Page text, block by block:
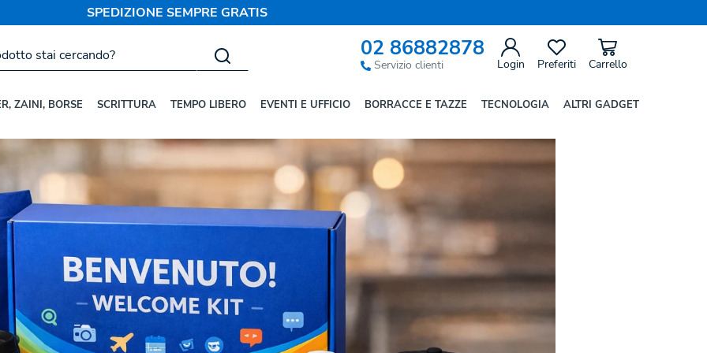
SPEDIZIONE SEMPRE GRATIS
02 86882878
Servizio clienti Login Preferiti Carrello
ZAINI, BORSE SCRITTURA TEMPO LIBERO EVENTI E UFFICIO BORRACCE E TAZZE TECNOLOGIA ALTRI GADGET
per eventi: come creare un'esperienza wow